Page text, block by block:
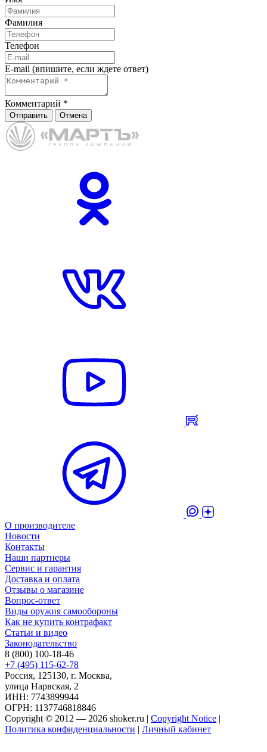
Фамилия
Телефон
E-mail (впишите, если ждете ответ)
Комментарий *
Отправить Отмена
О производителе
Новости
Контакты
Наши партнеры
Сервис и гарантия
Доставка и оплата
Отзывы о магазине
Вопрос-ответ
Виды оружия самообороны
Как не купить контрафакт
Статьи и видео
Законодательство
8 (800) 100-18-46
+7 (495) 115-62-78
Россия, 125130, г. Москва,
улица Нарвская, 2
ИНН: 7743899944
ОГРН: 1137746818846
Copyright © 2012 — 2026 shoker.ru | Copyright Notice |
Политика конфиденциальности | Личный кабинет